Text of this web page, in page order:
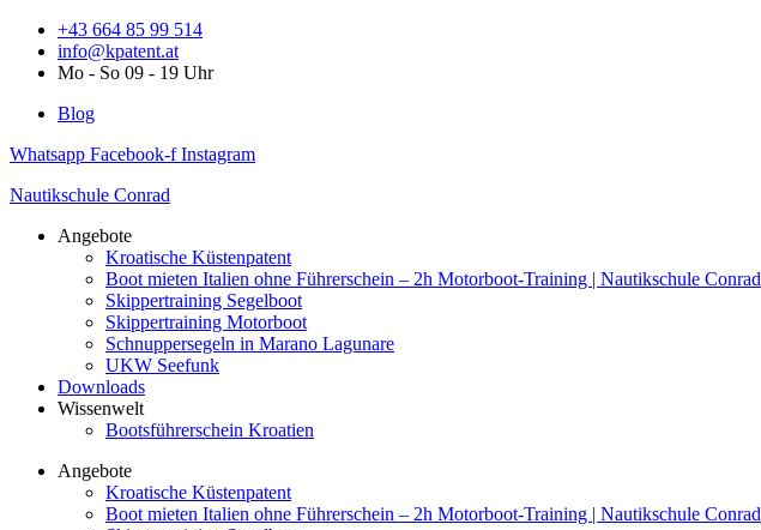
Zum
Inhalt
springen
+43 664 85 99 514
info@kpatent.at
Mo - So 09 - 19 Uhr
Blog
Whatsapp Facebook-f Instagram
Nautikschule Conrad
Angebote
Kroatische Küstenpatent
Boot mieten Italien ohne Führerschein – 2h Motorboot-Training | Nautikschule Conrad
Skippertraining Segelboot
Skippertraining Motorboot
Schnuppersegeln in Marano Lagunare
UKW Seefunk
Downloads
Wissenwelt
Bootsführerschein Kroatien
Angebote
Kroatische Küstenpatent
Boot mieten Italien ohne Führerschein – 2h Motorboot-Training | Nautikschule Conrad